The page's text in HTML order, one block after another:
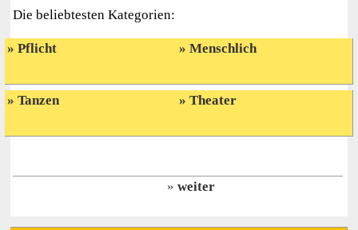
Die beliebtesten Kategorien:
Pflicht
Tanzen
Menschlich
Theater
weiter